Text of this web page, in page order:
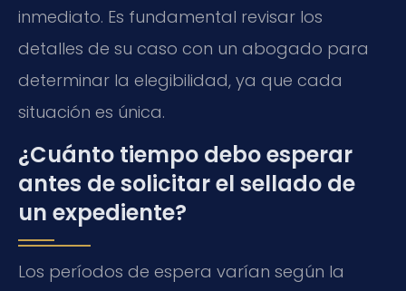
inmediato. Es fundamental revisar los
detalles de su caso con un abogado para
determinar la elegibilidad, ya que cada
situación es única.
¿Cuánto tiempo debo esperar
antes de solicitar el sellado de
un expediente?
Los períodos de espera varían según la